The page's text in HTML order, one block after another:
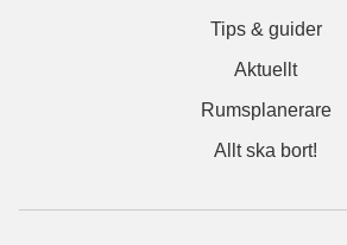
Tips & guider
Aktuellt
Rumsplanerare
Allt ska bort!